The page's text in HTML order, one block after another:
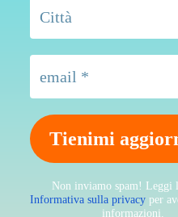
Non inviamo spam! Leggi
Informativa sulla privacy per
informazioni.